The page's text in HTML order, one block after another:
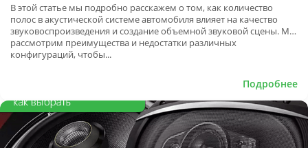
В этой статье мы подробно расскажем о том, как количество
полос в акустической системе автомобиля влияет на качество
звуковоспроизведения и создание объемной звуковой сцены. Мы
рассмотрим преимущества и недостатки различных
конфигураций, чтобы...
Подробнее